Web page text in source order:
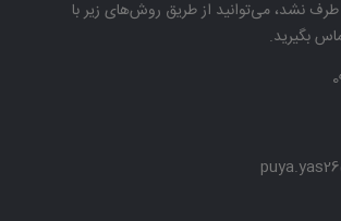
نشد، می‌توانید از طریق روش‌های زیر با
بگیرید.